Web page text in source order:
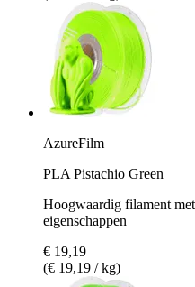
AzureFilm
PLA Pistachio Green
Hoogwaardig filament
eigenschappen
€ 19,19
(€ 19,19 / kg)